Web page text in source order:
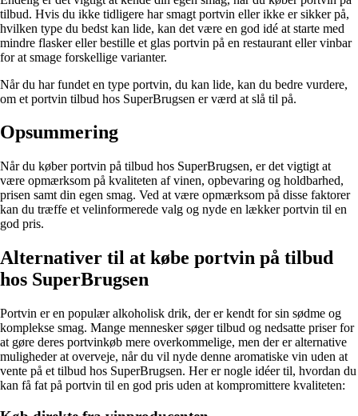
tilbud. Hvis du ikke tidligere har smagt portvin eller ikke er sikker på,
hvilken type du bedst kan lide, kan det være en god idé at starte med
mindre flasker eller bestille et glas portvin på en restaurant eller vinbar
for at smage forskellige varianter.
Når du har fundet en type portvin, du kan lide, kan du bedre vurdere,
om et portvin tilbud hos SuperBrugsen er værd at slå til på.
Opsummering
Når du køber portvin på tilbud hos SuperBrugsen, er det vigtigt at
være opmærksom på kvaliteten af vinen, opbevaring og holdbarhed,
prisen samt din egen smag. Ved at være opmærksom på disse faktorer
kan du træffe et velinformerede valg og nyde en lækker portvin til en
god pris.
Alternativer til at købe portvin på tilbud
hos SuperBrugsen
Portvin er en populær alkoholisk drik, der er kendt for sin sødme og
komplekse smag. Mange mennesker søger tilbud og nedsatte priser for
at gøre deres portvinkøb mere overkommelige, men der er alternative
muligheder at overveje, når du vil nyde denne aromatiske vin uden at
vente på et tilbud hos SuperBrugsen. Her er nogle idéer til, hvordan du
kan få fat på portvin til en god pris uden at kompromittere kvaliteten: